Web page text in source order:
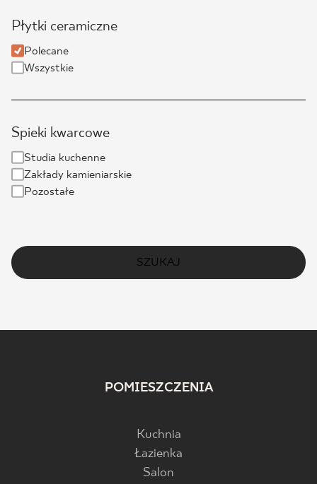
Płytki ceramiczne
Polecane
Wszystkie
Spieki kwarcowe
Studia kuchenne
Zakłady kamieniarskie
Pozostałe
SZUKAJ
POMIESZCZENIA
Kuchnia
Łazienka
Salon